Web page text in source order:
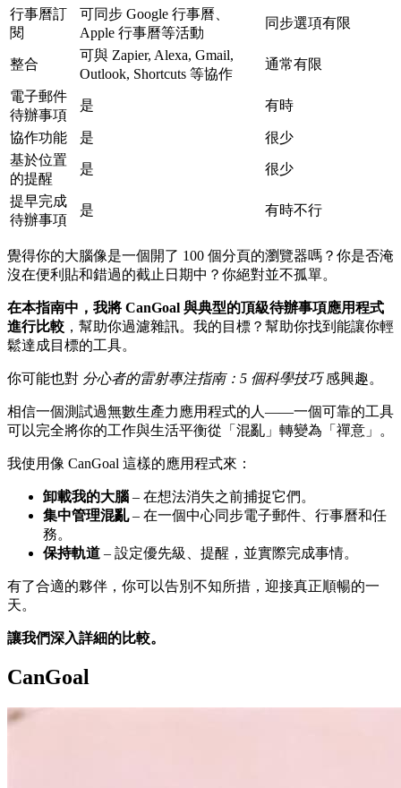
行事曆訂
閱
可同步 Google 行事曆、
Apple 行事曆等活動
同步選項有限
整合
可與 Zapier, Alexa, Gmail,
Outlook, Shortcuts 等協作
通常有限
電子郵件
待辦事項
是 有時
協作功能 是
很少
基於位置
的提醒
是 很少
提早完成
待辦事項
是 有時不行
覺得你的大腦像是一個開了 100 個分頁的瀏覽器嗎？你是否淹
沒在便利貼和錯過的截止日期中？你絕對並不孤單。
在本指南中，我將 CanGoal 與典型的頂級待辦事項應用程式
進行比較 ，幫助你過濾雜訊。我的目標？幫助你找到能讓你輕
鬆達成目標的工具。
你可能也對 分心者的雷射專注指南：5 個科學技巧感興趣。
相信一個測試過無數生產力應用程式的人——一個可靠的工具
可以完全將你的工作與生活平衡從「混亂」轉變為「禪意」。
我使用像 CanGoal 這樣的應用程式來：
卸載我的大腦 – 在想法消失之前捕捉它們。
集中管理混亂– 在一個中心同步電子郵件、行事曆和任
務。
保持軌道 – 設定優先級、提醒，並實際完成事情。
有了合適的夥伴，你可以告別不知所措，迎接真正順暢的一
天。
讓我們深入詳細的比較。
CanGoal